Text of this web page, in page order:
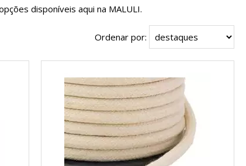
disponíveis aqui na MALULI.
Ordenar por: